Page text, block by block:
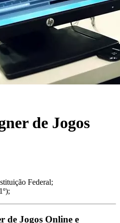
de Jogos
Federal;
de Jogos Online e